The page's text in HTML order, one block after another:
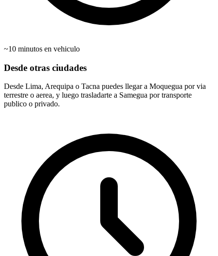
~10 minutos en vehiculo
Desde otras ciudades
Desde Lima, Arequipa o Tacna puedes llegar a Moquegua por via
terrestre o aerea, y luego trasladarte a Samegua por transporte
publico o privado.